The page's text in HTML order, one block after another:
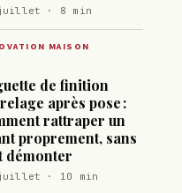
· 8 min
MAISON
de finition
après pose :
rattraper un
proprement, sans
démonter
· 10 min